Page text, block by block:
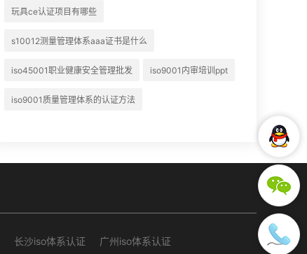
玩具ce认证项目有哪些
s10012测量管理体系aaa证书是什么
iso45001职业健康安全管理批发 iso9001内审培训ppt
iso9001质量管理体系的认证方法
长沙iso体系认证 广州iso体系认证